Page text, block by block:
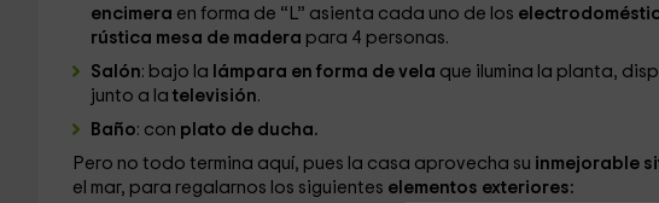
encimera en forma de “L” asienta cada uno de los
rústica mesa de madera para 4 personas.
Salón: bajo la lámpara en forma de vela que ilumina la planta,
junto a la televisión.
Baño: con plato de ducha.
Pero no todo termina aquí, pues la casa aprovecha su inmejorable
el mar, para regalarnos los siguientes elementos exteriores: